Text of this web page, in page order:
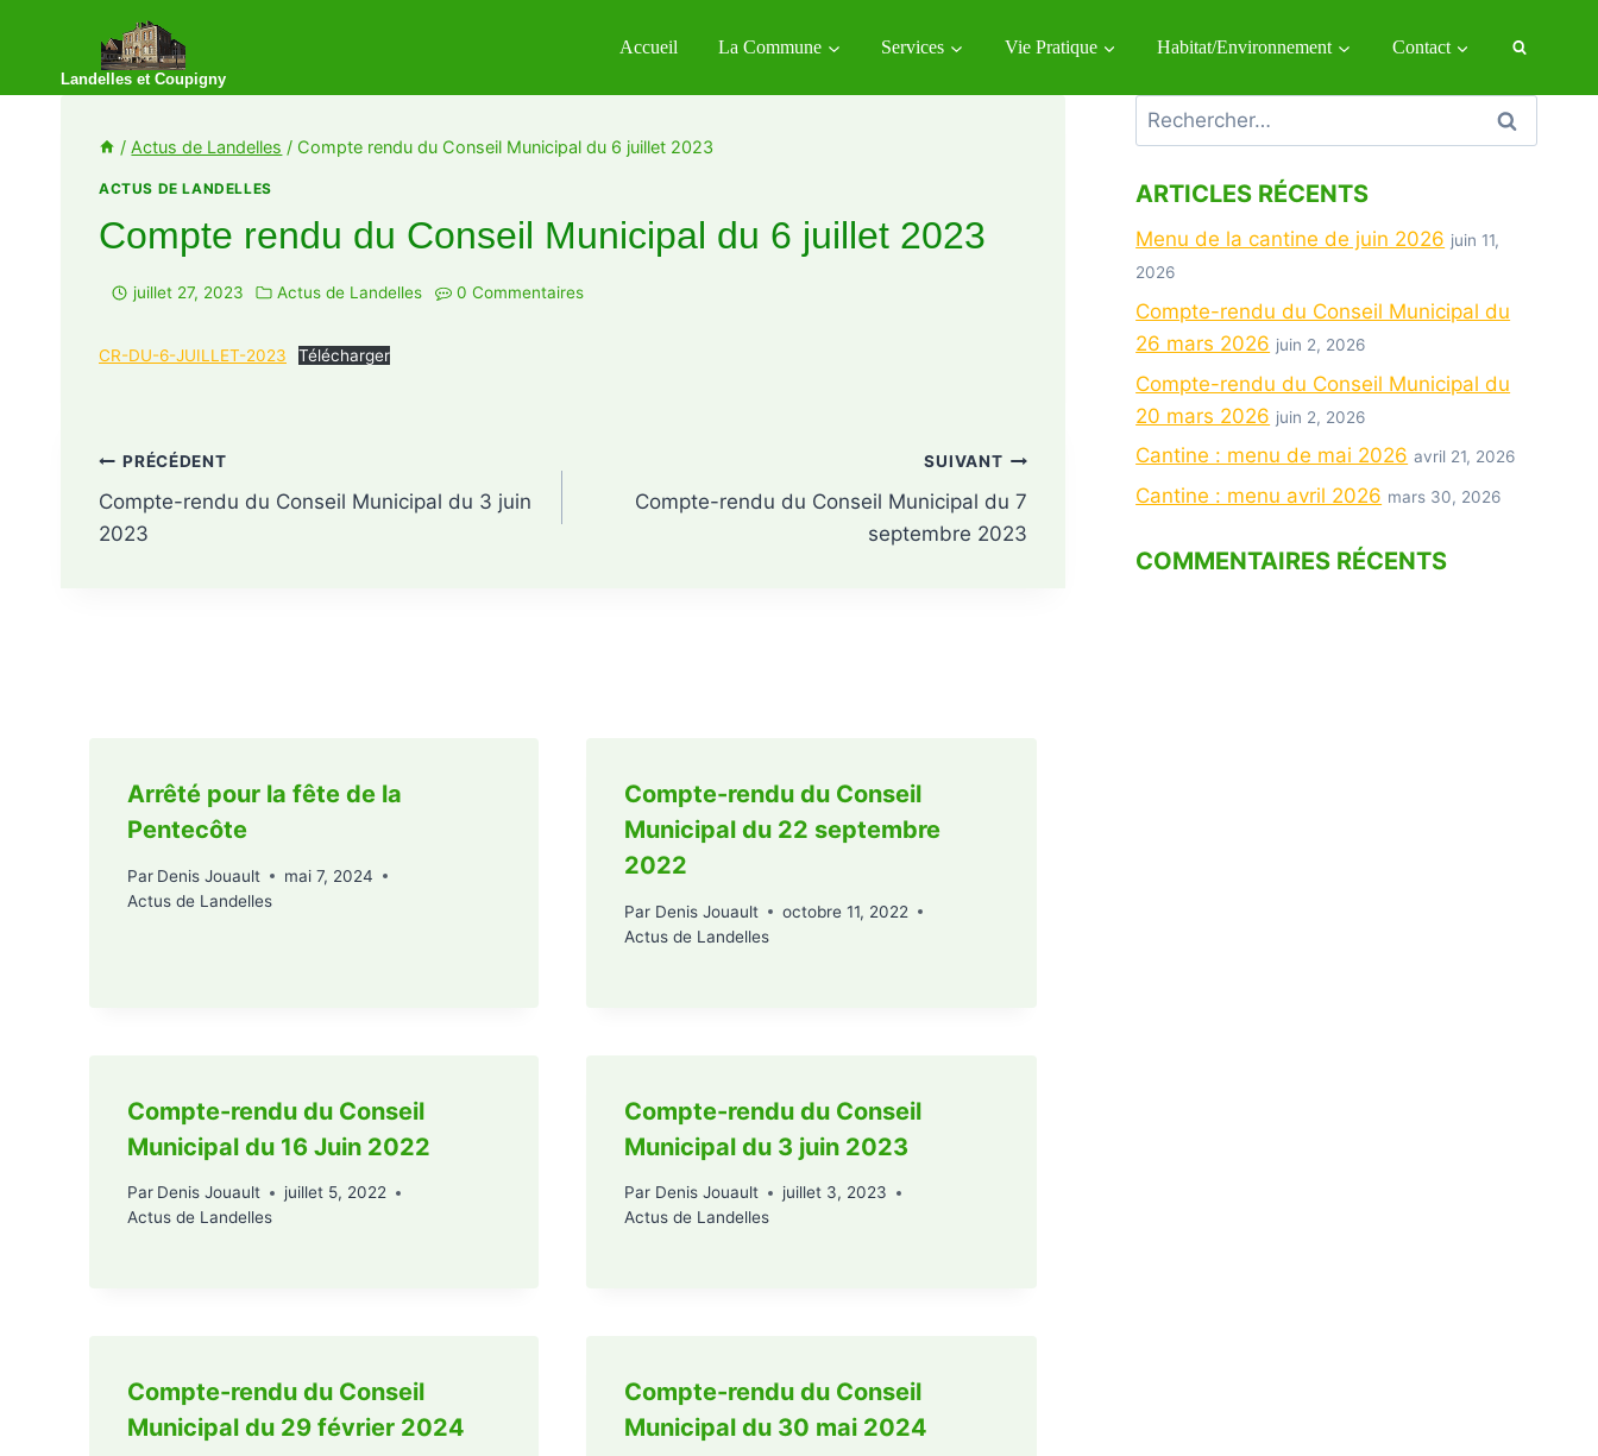
Landelles et Coupigny
Accueil La Commune Services Vie Pratique Habitat/Environnement Contact
/ Actus de Landelles / Compte rendu du Conseil Municipal du 6 juillet 2023
ACTUS DE LANDELLES
Compte rendu du Conseil Municipal du 6 juillet 2023
juillet 27, 2023 Actus de Landelles 0 Commentaires
CR-DU-6-JUILLET-2023 Télécharger
PRÉCÉDENT
Compte-rendu du Conseil Municipal du 3 juin
2023
SUIVANT
Compte-rendu du Conseil Municipal du 7
septembre 2023
Arrêté pour la fête de la
Pentecôte
Par Denis Jouault
mai 7, 2024
Actus de Landelles
Compte-rendu du Conseil
Municipal du 22 septembre
2022
Par Denis Jouault
octobre 11, 2022
Actus de Landelles
Compte-rendu du Conseil
Municipal du 16 Juin 2022
Par Denis Jouault
juillet 5, 2022
Actus de Landelles
Compte-rendu du Conseil
Municipal du 3 juin 2023
Par Denis Jouault
juillet 3, 2023
Actus de Landelles
Compte-rendu du Conseil
Municipal du 29 février 2024
Compte-rendu du Conseil
Municipal du 30 mai 2024
ARTICLES RÉCENTS
Menu de la cantine de juin 2026 juin 11,
2026
Compte-rendu du Conseil Municipal du
26 mars 2026 juin 2, 2026
Compte-rendu du Conseil Municipal du
20 mars 2026 juin 2, 2026
Cantine : menu de mai 2026 avril 21, 2026
Cantine : menu avril 2026 mars 30, 2026
COMMENTAIRES RÉCENTS